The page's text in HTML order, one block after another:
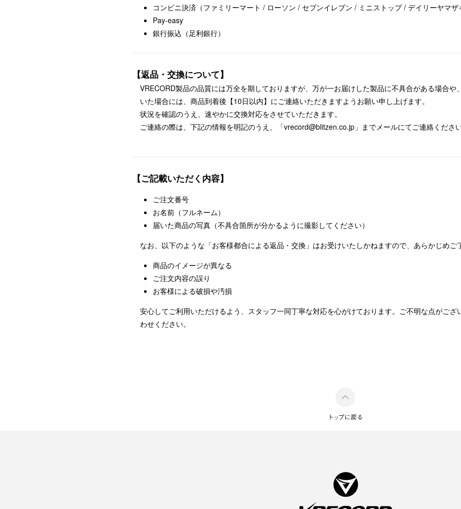
コンビニ決済（ファミリーマート / ローソン / セブンイレブン / ミニストップ / デイリーヤマザ
Pay-easy
銀行振込（足利銀行）
【返品・交換について】
VRECORD製品の品質には万全を期しておりますが、万が一お届けした製品に不具合がある場合や
いた場合には、商品到着後【10日以内】にご連絡いただきますようお願い申し上げます。
状況を確認のうえ、速やかに交換対応をさせていただきます。
ご連絡の際は、下記の情報を明記のうえ、「vrecord@blitzen.co.jp」までメールにてご連絡くださ
【ご記載いただく内容】
ご注文番号
お名前（フルネーム）
届いた商品の写真（不具合箇所が分かるように撮影してください）
なお、以下のような「お客様都合による返品・交換」はお受けいたしかねますので、あらかじめご
商品のイメージが異なる
ご注文内容の誤り
お客様による破損や汚損
安心してご利用いただけるよう、スタッフ一同丁寧な対応を心がけております。ご不明な点がござ
わせください。